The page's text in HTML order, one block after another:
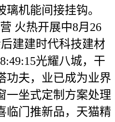
机能间接挂钩。
火热开展中8月26
建建时代科技建材
光耀八城，干
功夫，业已成为业界
一坐式定制方案处理
临门推新品，天猫精